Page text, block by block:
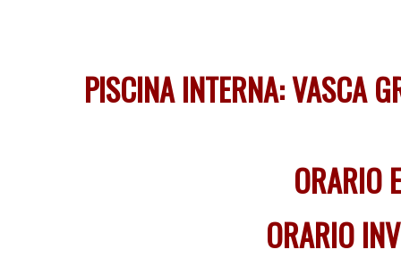
PISCINA INTERNA: VASCA
ORARIO
ORARIO